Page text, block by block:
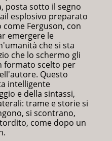
posta sotto il segno
esplosivo preparato
Ferguson, con
emergere le
che si sta
che lo schermo gli
formato scelto per
Questo
intelligente
e della sintassi,
trame e storie si
si scontrano,
come dopo un